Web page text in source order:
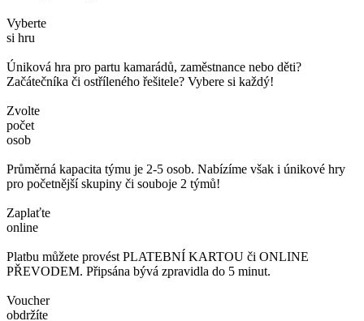
Vyberte
si hru
Úniková hra pro partu kamarádů, zaměstnance nebo děti?
Začátečníka či ostříleného řešitele? Vybere si každý!
Zvolte
počet
osob
Průměrná kapacita týmu je 2-5 osob. Nabízíme však i únikové hry
pro početnější skupiny či souboje 2 týmů!
Zaplaťte
online
Platbu můžete provést PLATEBNÍ KARTOU či ONLINE
PŘEVODEM. Připsána bývá zpravidla do 5 minut.
Voucher
obdržíte